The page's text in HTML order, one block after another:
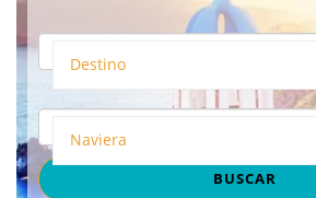
Destino
Naviera